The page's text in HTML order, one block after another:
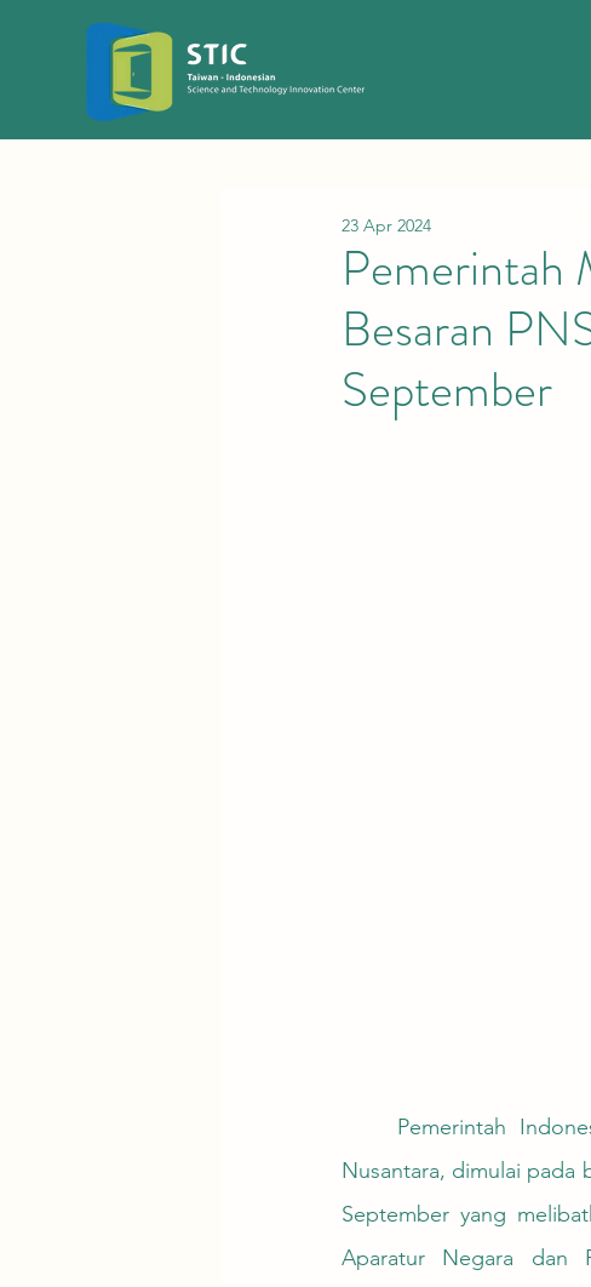
Pemerintah
Besaran
September
23 Apr 2024
Nusantara, dimulai pada
September yang
Aparatur Negara dan